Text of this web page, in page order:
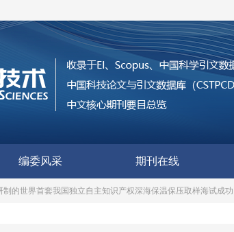
编委风采 期刊在线
的世界首套我国独立自主知识产权深海保温保压取样海试成功